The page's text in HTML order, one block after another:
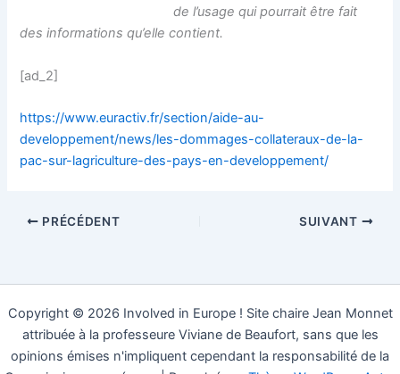
de l’usage qui pourrait être fait
des informations qu’elle contient.
[ad_2]
https://www.euractiv.fr/section/aide-au-
developpement/news/les-dommages-collateraux-de-la-
pac-sur-lagriculture-des-pays-en-developpement/
PRÉCÉDENT SUIVANT
Copyright © 2026 Involved in Europe ! Site chaire Jean Monnet
attribuée à la professeure Viviane de Beaufort, sans que les
opinions émises n'impliquent cependant la responsabilité de la